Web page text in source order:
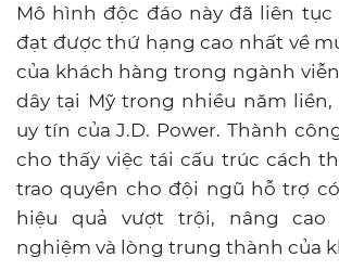
Mô hình độc đáo này đã liên tục
đạt được thứ hạng cao nhất về
của khách hàng trong ngành
dây tại Mỹ trong nhiều năm liền,
uy tín của J.D. Power. Thành
cho thấy việc tái cấu trúc cách
trao quyền cho đội ngũ hỗ trợ
hiệu quả vượt trội, nâng cao
nghiệm và lòng trung thành của